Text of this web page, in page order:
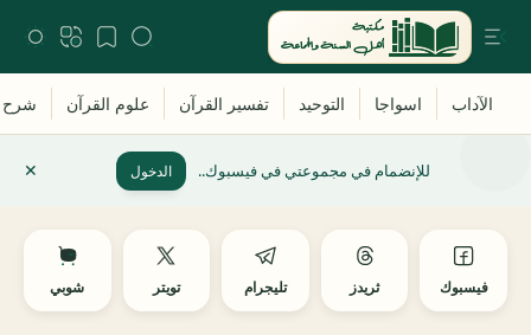
للإنضمام في مجموعتي في فيسبوك.. الدخول
فيسبوك ثريدز تليجرام تويتر شوبي